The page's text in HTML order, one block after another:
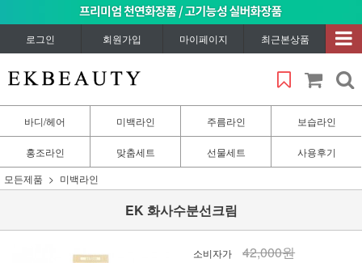
로그인 회원가입 마이페이지 최근본상품
바디/헤어 미백라인 주름라인 보습라인
홍조라인 맞춤세트 선물세트
사용후기
모든제품
미백라인
EK 화사수분선크림
소비자가 42,000원